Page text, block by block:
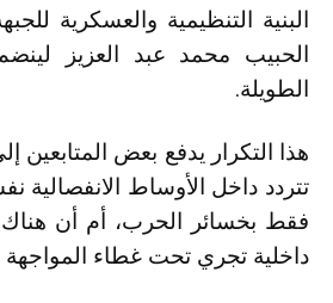
البنية التنظيمية والعسكرية
الحبيب محمد عبد العزيز
الطويلة.
هذا التكرار يدفع بعض
تتردد داخل الأوساط الانفصالية
فقط بخسائر الحرب، أم أن هناك
داخلية تجري تحت غطاء المواجهة